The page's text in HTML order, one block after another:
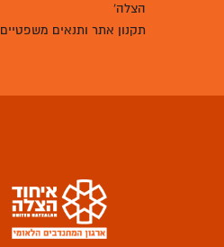
הצלה'
תקנון אתר ותנאים משפטיים